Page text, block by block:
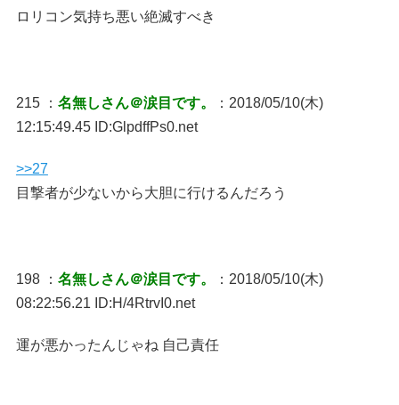
ロリコン気持ち悪い絶滅すべき
215 ： 名無しさん＠涙目です。
：2018/05/10(木)
12:15:49.45 ID:GlpdffPs0.net
>>27
目撃者が少ないから大胆に行けるんだろう
198 ： 名無しさん＠涙目です。
：2018/05/10(木)
08:22:56.21 ID:H/4RtrvI0.net
運が悪かったんじゃね 自己責任